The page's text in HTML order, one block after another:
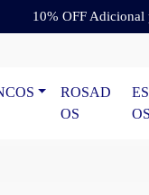
10% OFF Adicional
ROSAD
OS
OS